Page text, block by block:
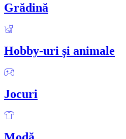
Grădină
Hobby-uri și animale
Jocuri